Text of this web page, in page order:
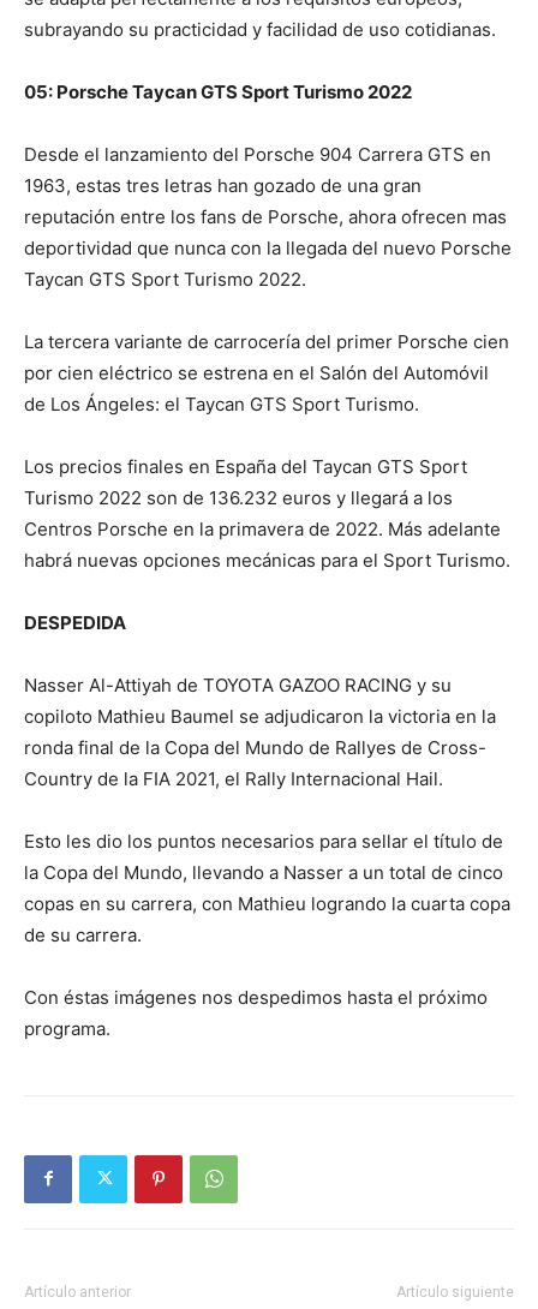
subrayando su practicidad y facilidad de uso cotidianas.
05: Porsche Taycan GTS Sport Turismo 2022
Desde el lanzamiento del Porsche 904 Carrera GTS en
1963, estas tres letras han gozado de una gran
reputación entre los fans de Porsche, ahora ofrecen mas
deportividad que nunca con la llegada del nuevo Porsche
Taycan GTS Sport Turismo 2022.
La tercera variante de carrocería del primer Porsche cien
por cien eléctrico se estrena en el Salón del Automóvil
de Los Ángeles: el Taycan GTS Sport Turismo.
Los precios finales en España del Taycan GTS Sport
Turismo 2022 son de 136.232 euros y llegará a los
Centros Porsche en la primavera de 2022. Más adelante
habrá nuevas opciones mecánicas para el Sport Turismo.
DESPEDIDA
Nasser Al-Attiyah de TOYOTA GAZOO RACING y su
copiloto Mathieu Baumel se adjudicaron la victoria en la
ronda final de la Copa del Mundo de Rallyes de Cross-
Country de la FIA 2021, el Rally Internacional Hail.
Esto les dio los puntos necesarios para sellar el título de
la Copa del Mundo, llevando a Nasser a un total de cinco
copas en su carrera, con Mathieu logrando la cuarta copa
de su carrera.
Con éstas imágenes nos despedimos hasta el próximo
programa.
Artículo anterior Artículo siguiente